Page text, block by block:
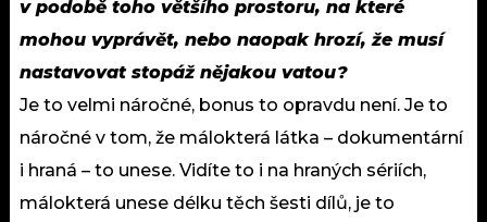
v podobě toho většího prostoru, na které
mohou vyprávět, nebo naopak hrozí, že musí
nastavovat stopáž nějakou vatou?
Je to velmi náročné, bonus to opravdu není. Je to
náročné v tom, že málokterá látka – dokumentární
i hraná – to unese. Vidíte to i na hraných sériích,
málokterá unese délku těch šesti dílů, je to